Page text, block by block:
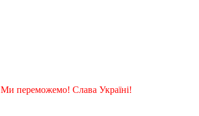
Ми переможемо! Слава Україні!